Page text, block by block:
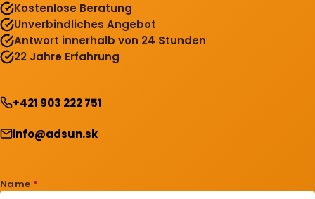
Kostenlose Beratung
Unverbindliches Angebot
Antwort innerhalb von 24 Stunden
22 Jahre Erfahrung
+421 903 222 751
info@adsun.sk
Name *